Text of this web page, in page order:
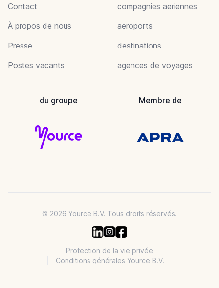
Contact
À propos de nous
Presse
Postes vacants
compagnies aeriennes
aeroports
destinations
agences de voyages
du groupe Membre de
© 2026 Yource B.V. Tous droits réservés.
Protection de la vie privée
Conditions générales Yource B.V.